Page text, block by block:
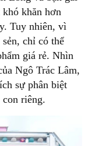
khăn hơn
Tuy nhiên, vì
chỉ có thể
giá rẻ. Nhìn
Ngô Trác Lâm,
sự phân biệt
riêng.